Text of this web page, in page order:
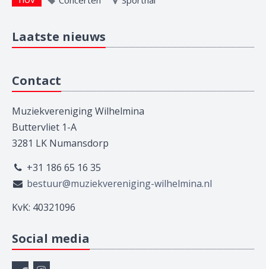
Laatste nieuws
Contact
Muziekvereniging Wilhelmina
Buttervliet 1-A
3281 LK Numansdorp
+31 186 65 16 35
bestuur@muziekvereniging-wilhelmina.nl
KvK: 40321096
Social media